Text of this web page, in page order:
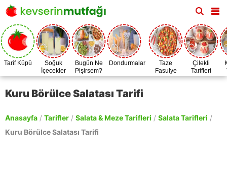
Tarif Küpü
Soğuk
İçecekler
Bugün Ne
Pişirsem?
Dondurmalar
Taze
Fasulye
Zamanı
Çilekli
Tarifleri
Kuru Börülce Salatası Tarifi
Anasayfa / Tarifler / Salata & Meze Tarifleri / Salata Tarifleri /
Kuru Börülce Salatası Tarifi